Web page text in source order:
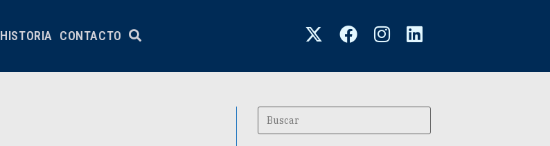
HISTORIA CONTACTO